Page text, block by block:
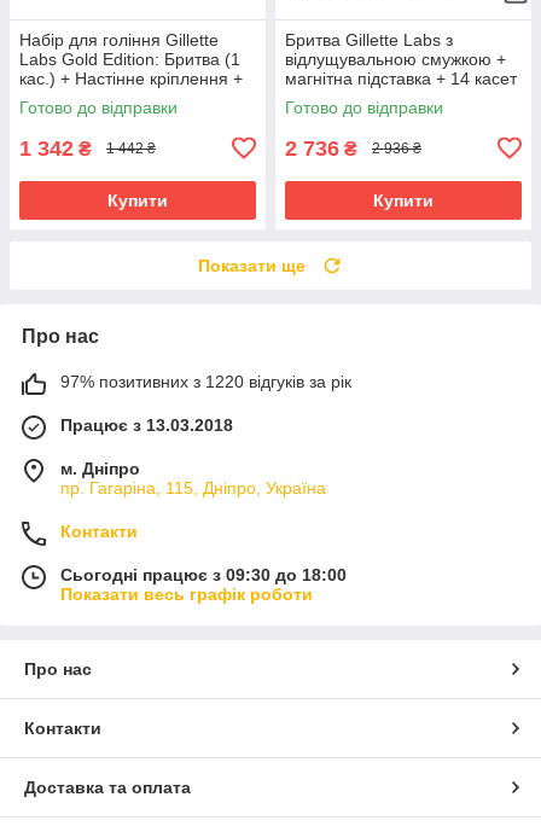
Набір для гоління Gillette
Labs Gold Edition: Бритва (1
кас.) + Настінне кріплення +
Гель 200 мл + Сумка 02894
Готово до відправки
1 342 ₴ 1 442 ₴
Купити
Бритва Gillette Labs з
відлущувальною смужкою +
магнітна підставка + 14 касет
+ кейс
Готово до відправки
2 736 ₴ 2 936 ₴
Купити
Показати ще
Про нас
97% позитивних з 1220 відгуків за рік
Працює з 13.03.2018
м. Дніпро
пр. Гагаріна, 115, Дніпро, Україна
Контакти
Сьогодні працює з 09:30 до 18:00
Показати весь графік роботи
Про нас
Контакти
Доставка та оплата